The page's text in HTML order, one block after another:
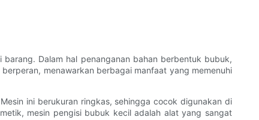
Dalam hal penanganan bahan berbentuk bubuk,
menawarkan berbagai manfaat yang memenuhi
ini berukuran ringkas, sehingga cocok digunakan di
mesin pengisi bubuk kecil adalah alat yang sangat